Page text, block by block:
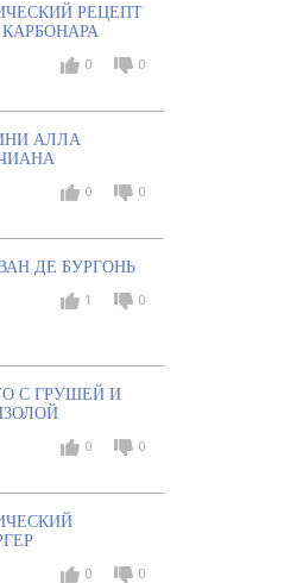
РЕЦЕПТ
0 0
АЛЛА
0 0
ДЕ БУРГОНЬ
1 0
С ГРУШЕЙ И
0 0
0 0